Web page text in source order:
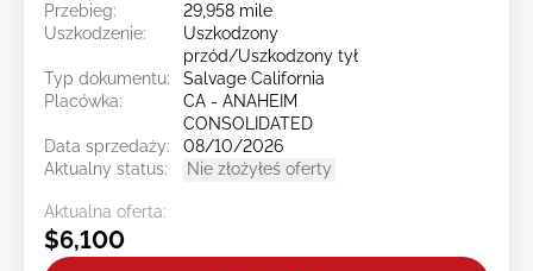
Przebieg:
29,958 mile
Uszkodzenie:
Uszkodzony
przód/Uszkodzony tył
Typ dokumentu:
Salvage California
Placówka:
CA - ANAHEIM
CONSOLIDATED
Data sprzedaży:
08/10/2026
Aktualny status:
Nie złożyłeś oferty
Aktualna oferta:
$6,100